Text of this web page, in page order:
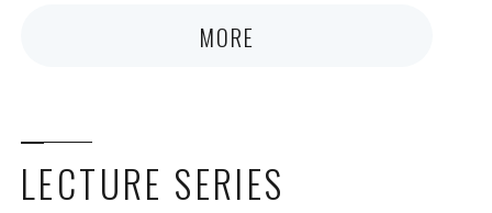
MORE
LECTURE SERIES